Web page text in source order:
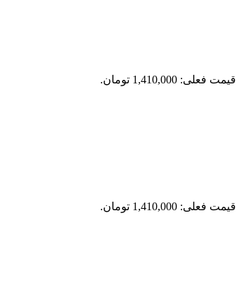
قیمت فعلی: 1,410,000 تومان.
قیمت فعلی: 1,410,000 تومان.